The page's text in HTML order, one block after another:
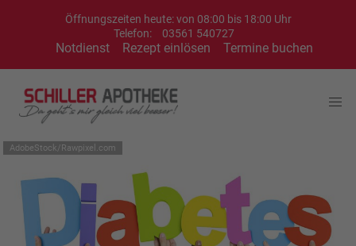
Öffnungszeiten heute: von 08:00 bis 18:00 Uhr
Telefon:
03561 540727
Notdienst Rezept einlösen Termine buchen
AdobeStock/Rawpixel.com